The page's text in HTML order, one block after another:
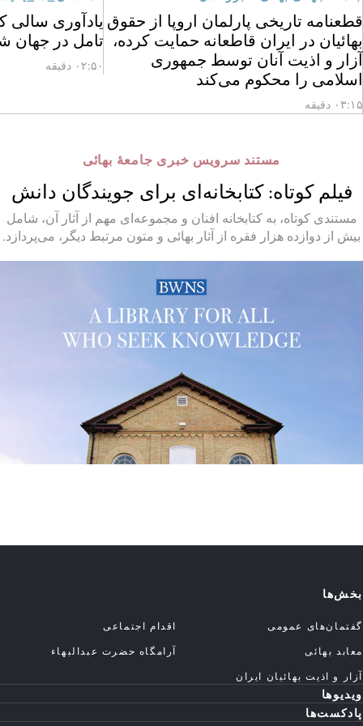
قطعنامه تاریخی پارلمان اروپا از حقوق
بهائیان در ایران قاطعانه حمایت کرده،
آزار و اذیت آنان توسط جمهوری
اسلامی را محکوم می‌کند
۰۳:۱۵ دقیقه
یادآوری سالی
تامل در جهان
۰۲:۵۰ دقیقه
مستند سرویس خبری جامعهٔ بهائی
فیلم کوتاه: کتابخانه‌ای برای جویندگان دانش
مستندی کوتاه، به کتابخانه افنان و مجموعه‌ای مهم از آثار آن، شامل
بیش از دوازده هزار فقره از آثار بهائی و متون مرتبط دیگر، می‌پردازد.
بخش‌ها
گفتمان‌های عمومی
اقدام اجتماعی
معابد بهائی
آرامگاه حضرت عبدالبهاء
آزار و اذیت بهائیان ایران
ویدیوها
پادکست‌ها